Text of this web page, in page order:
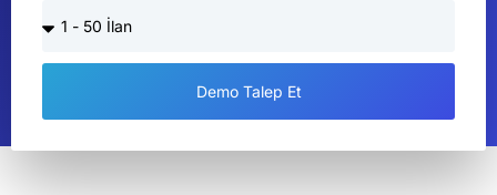
Demo Talep Et